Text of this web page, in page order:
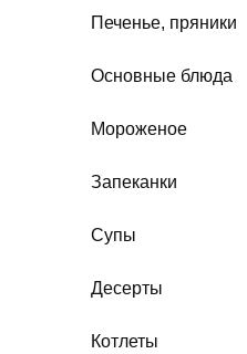
Печенье, пряники
Основные блюда
Мороженое
Запеканки
Супы
Десерты
Котлеты